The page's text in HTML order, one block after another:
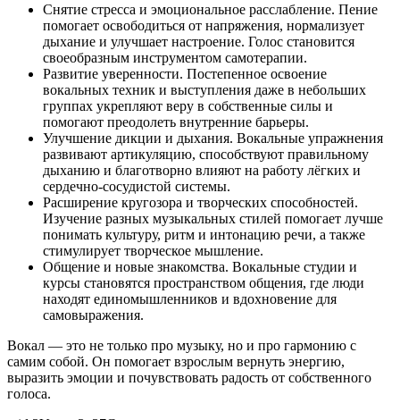
Снятие стресса и эмоциональное расслабление. Пение
помогает освободиться от напряжения, нормализует
дыхание и улучшает настроение. Голос становится
своеобразным инструментом самотерапии.
Развитие уверенности. Постепенное освоение
вокальных техник и выступления даже в небольших
группах укрепляют веру в собственные силы и
помогают преодолеть внутренние барьеры.
Улучшение дикции и дыхания. Вокальные упражнения
развивают артикуляцию, способствуют правильному
дыханию и благотворно влияют на работу лёгких и
сердечно-сосудистой системы.
Расширение кругозора и творческих способностей.
Изучение разных музыкальных стилей помогает лучше
понимать культуру, ритм и интонацию речи, а также
стимулирует творческое мышление.
Общение и новые знакомства. Вокальные студии и
курсы становятся пространством общения, где люди
находят единомышленников и вдохновение для
самовыражения.
Вокал — это не только про музыку, но и про гармонию с
самим собой. Он помогает взрослым вернуть энергию,
выразить эмоции и почувствовать радость от собственного
голоса.